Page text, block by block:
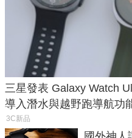
三星發表 Galaxy Watch
導入潛水與越野跑導航功
3C新品